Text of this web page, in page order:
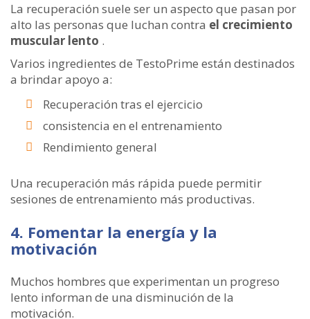
La recuperación suele ser un aspecto que pasan por
alto las personas que luchan contra el crecimiento
muscular lento .
Varios ingredientes de TestoPrime están destinados
a brindar apoyo a:
Recuperación tras el ejercicio
consistencia en el entrenamiento
Rendimiento general
Una recuperación más rápida puede permitir
sesiones de entrenamiento más productivas.
4. Fomentar la energía y la
motivación
Muchos hombres que experimentan un progreso
lento informan de una disminución de la
motivación.